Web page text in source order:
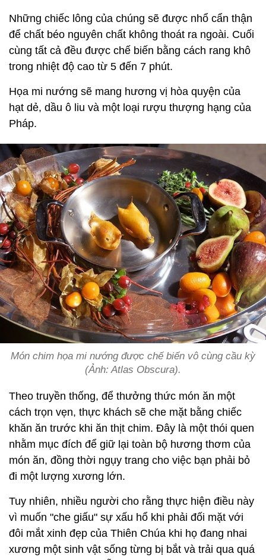
Những chiếc lông của chúng sẽ được nhổ cẩn thận
để chất béo nguyên chất không thoát ra ngoài. Cuối
cùng tất cả đều được chế biến bằng cách rang khô
trong nhiệt độ cao từ 5 đến 7 phút.
Họa mi nướng sẽ mang hương vị hòa quyện của
hạt dẻ, dầu ô liu và một loại rượu thượng hạng của
Pháp.
Món chim họa mi nướng được chế biến vô cùng cầu kỳ
(Ảnh: Atlas Obscura).
Theo truyền thống, để thưởng thức món ăn một
cách trọn vẹn, thực khách sẽ che mặt bằng chiếc
khăn ăn trước khi ăn thịt chim. Đây là một thói quen
nhằm mục đích để giữ lại toàn bộ hương thơm của
món ăn, đồng thời ngụy trang cho việc bạn phải bỏ
đi một lượng xương lớn.
Tuy nhiên, nhiều người cho rằng thực hiện điều này
vì muốn "che giấu" sự xấu hổ khi phải đối mặt với
đôi mắt xinh đẹp của Thiên Chúa khi họ đang nhai
xương một sinh vật sống từng bị bắt và trải qua quá